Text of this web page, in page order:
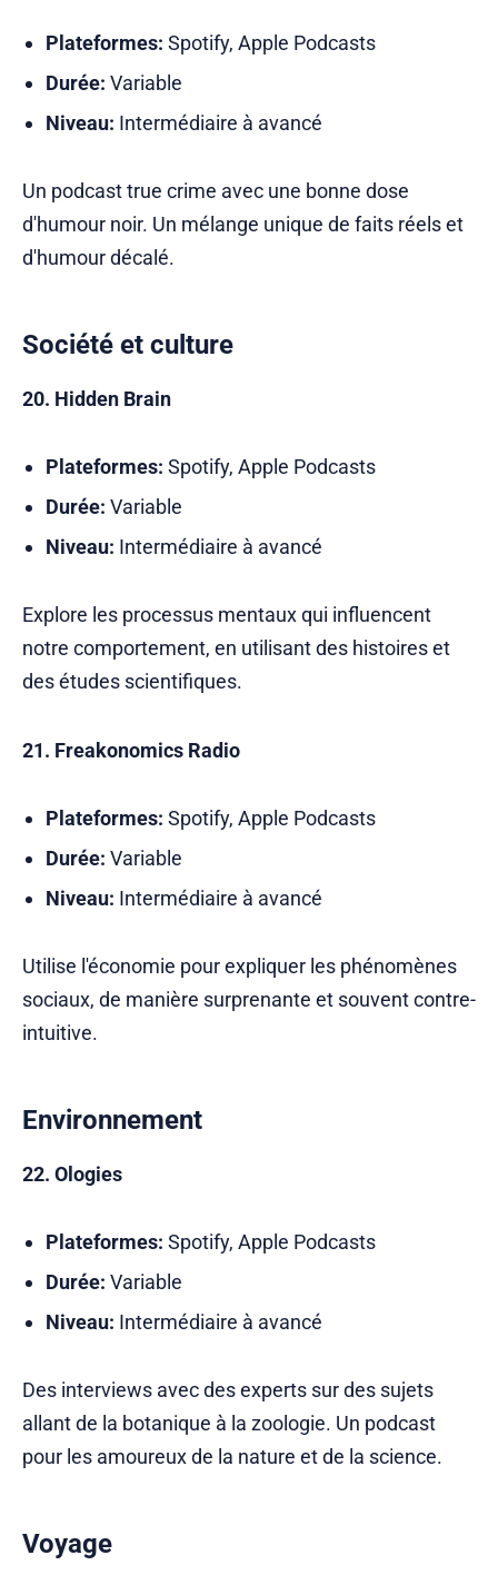
Plateformes: Spotify, Apple Podcasts
Durée: Variable
Niveau: Intermédiaire à avancé
Un podcast true crime avec une bonne dose
d'humour noir. Un mélange unique de faits réels et
d'humour décalé.
Société et culture
20. Hidden Brain
Plateformes: Spotify, Apple Podcasts
Durée: Variable
Niveau: Intermédiaire à avancé
Explore les processus mentaux qui influencent
notre comportement, en utilisant des histoires et
des études scientifiques.
21. Freakonomics Radio
Plateformes: Spotify, Apple Podcasts
Durée: Variable
Niveau: Intermédiaire à avancé
Utilise l'économie pour expliquer les phénomènes
sociaux, de manière surprenante et souvent contre-
intuitive.
Environnement
22. Ologies
Plateformes: Spotify, Apple Podcasts
Durée: Variable
Niveau: Intermédiaire à avancé
Des interviews avec des experts sur des sujets
allant de la botanique à la zoologie. Un podcast
pour les amoureux de la nature et de la science.
Voyage